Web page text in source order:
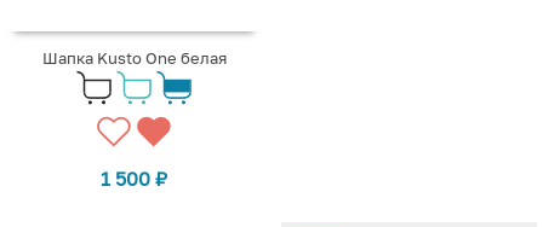
Шапка Kusto One белая
1 500 ₽